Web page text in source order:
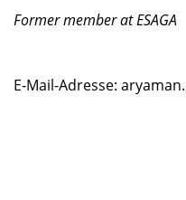
Former member at ESAGA
E-Mail-Adresse: